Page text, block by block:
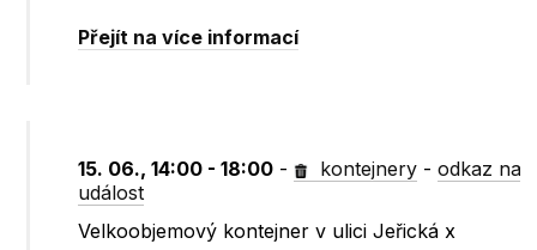
Přejít na více informací
15. 06., 14:00 - 18:00 - kontejnery -odkaz na
událost
Velkoobjemový kontejner v ulici Jeřická x